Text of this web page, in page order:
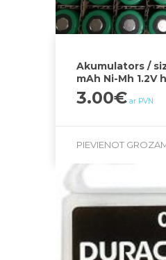
Akumulators /
mAh Ni-Mh 1.2V
3.00€ ar PVN
PIEVIENOT